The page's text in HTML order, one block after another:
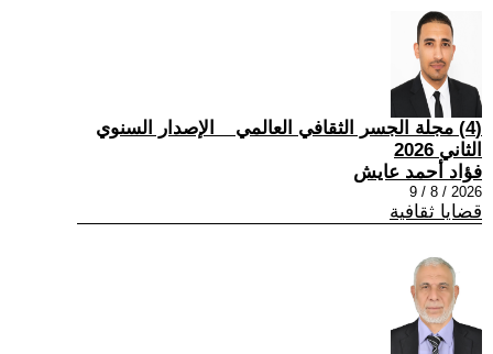
(4) مجلة الجسر الثقافي العالمي _ الإصدار السنوي
الثاني 2026
فؤاد أحمد عايش
2026 / 8 / 9
قضايا ثقافية